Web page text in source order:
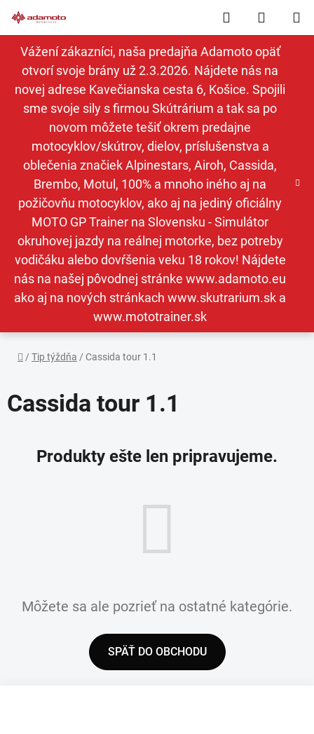
na
obsah
Vážení zákazníci, naša predajňa Adamoto opäť
otvorí svoje brány už 2.3.2026. Nájdete nás na
novej adrese Kavečianska cesta 6, Košice. Spojili
sme svoje sily s firmou Skútrárium a tak sa po
novom môžete tešiť okrem predajne
motocyklov/skútrov, dielov, príslušenstva a
oblečenia značiek Alpinestars, Airoh, Cassida,
Brembo, Motul, 100% a mnoho iného aj na
požičovňu motocyklov, ako aj na jediný oficiálny
MOTO GP Trainer na Slovensku - Simulátor
okruhovej jazdy na reálnej motorke, bez potreby
vodičáku alebo dovŕšenia veku 18 rokov! Nájdete
nás na našej pôvodnej stránke www.adamoto.eu
ako aj na nových stránkach www.skutrarium.sk a
www.mototrainer.sk
Hľadať
KOŠÍK
Domov
/ Tip týždňa / Cassida tour 1.1
Cassida tour 1.1
Produkty ešte len pripravujeme.
Môžete sa ale pozrieť na ostatné kategórie.
SPÄŤ DO OBCHODU